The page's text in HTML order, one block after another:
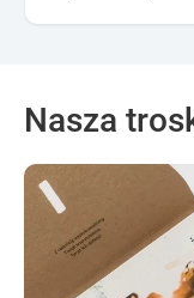
Nasza